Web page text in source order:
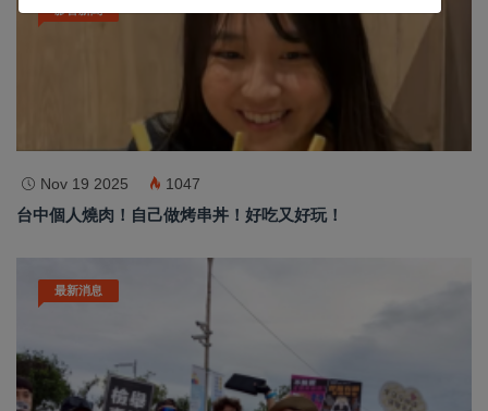
Nov 19 2025 1047
台中個人燒肉！自己做烤串丼！好吃又好玩！
最新消息